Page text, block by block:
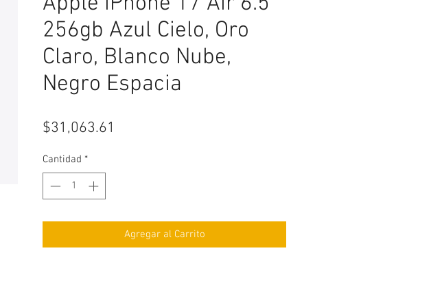
256gb Azul Cielo, Oro
Claro, Blanco Nube,
Negro Espacia
$31,063.61
Cantidad *
Agregar al Carrito